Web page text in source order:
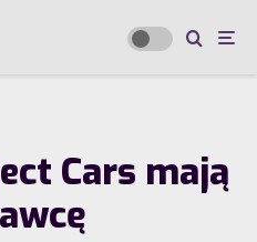
Cars mają